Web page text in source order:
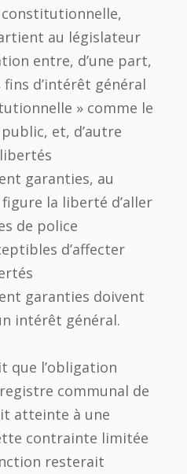
au législateur
entre, d’une part,
fins d’intérêt général
» comme le
et, d’autre
garanties, au
la liberté d’aller
de police
d’affecter
garanties doivent
intérêt général.
que l’obligation
communal de
atteinte à une
contrainte limitée
resterait